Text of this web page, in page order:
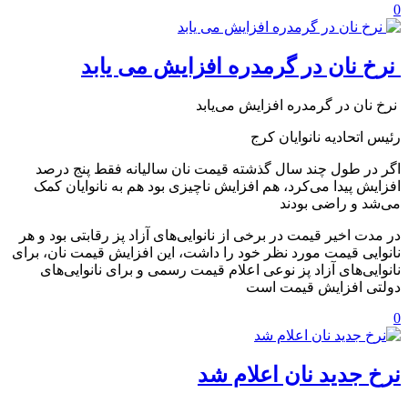
0
️ نرخ نان در گرمدره افزایش می یابد
️ نرخ نان در گرمدره افزایش می‌یابد
رئیس اتحادیه نانوایان کرج
اگر در طول چند سال گذشته قیمت نان سالیانه فقط پنج درصد
افزایش پیدا می‌کرد، هم افزایش ناچیزی بود هم به نانوایان کمک
می‌شد و راضی بودند
در مدت اخیر قیمت در برخی از نانوایی‌های آزاد پز رقابتی بود و هر
نانوایی قیمت مورد نظر خود را داشت، این افزایش قیمت نان، برای
نانوایی‌های آزاد پز نوعی اعلام قیمت رسمی و برای نانوایی‌های
دولتی افزایش قیمت است
0
نرخ جدید نان اعلام شد